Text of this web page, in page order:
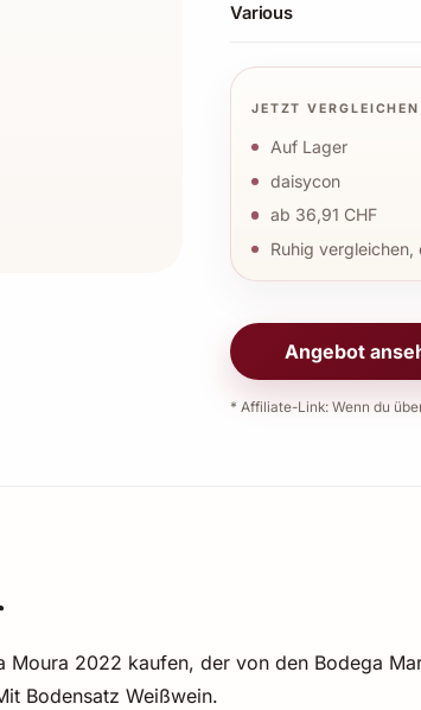
Various
JETZT VERGLEICHEN
Auf Lager
daisycon
ab 36,91 CHF
Ruhig vergleichen,
Angebot
* Affiliate-Link: Wenn du
Moura 2022 kaufen, der von den Bodega
Bodensatz Weißwein.